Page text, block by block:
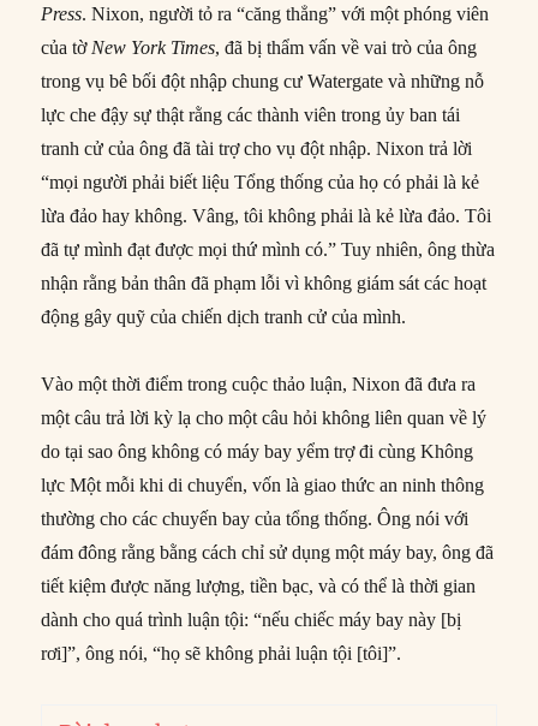
Press. Nixon, người tỏ ra “căng thẳng” với một phóng viên
của tờNew York Times, đã bị thẩm vấn về vai trò của ông
trong vụ bê bối đột nhập chung cư Watergate và những nỗ
lực che đậy sự thật rằng các thành viên trong ủy ban tái
tranh cử của ông đã tài trợ cho vụ đột nhập. Nixon trả lời
“mọi người phải biết liệu Tổng thống của họ có phải là kẻ
lừa đảo hay không. Vâng, tôi không phải là kẻ lừa đảo. Tôi
đã tự mình đạt được mọi thứ mình có.” Tuy nhiên, ông thừa
nhận rằng bản thân đã phạm lỗi vì không giám sát các hoạt
động gây quỹ của chiến dịch tranh cử của mình.
Vào một thời điểm trong cuộc thảo luận, Nixon đã đưa ra
một câu trả lời kỳ lạ cho một câu hỏi không liên quan về lý
do tại sao ông không có máy bay yểm trợ đi cùng Không
lực Một mỗi khi di chuyển, vốn là giao thức an ninh thông
thường cho các chuyến bay của tổng thống. Ông nói với
đám đông rằng bằng cách chỉ sử dụng một máy bay, ông đã
tiết kiệm được năng lượng, tiền bạc, và có thể là thời gian
dành cho quá trình luận tội: “nếu chiếc máy bay này [bị
rơi]”, ông nói, “họ sẽ không phải luận tội [tôi]”.